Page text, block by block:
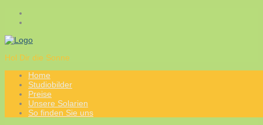
Hol Dir die Sonne
Home
Studiobilder
Preise
Unsere Solarien
So finden Sie uns